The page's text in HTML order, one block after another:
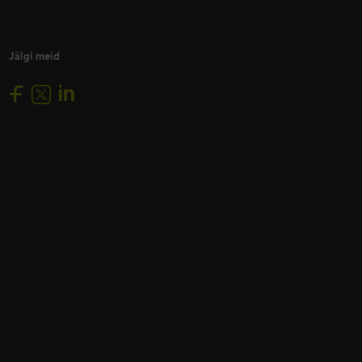
Jälgi meid